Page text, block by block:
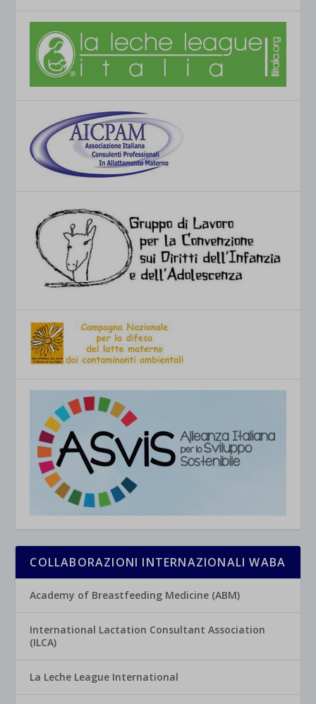
COLLABORAZIONI INTERNAZIONALI WABA
Academy of Breastfeeding Medicine (ABM)
International Lactation Consultant Association
(ILCA)
La Leche League International